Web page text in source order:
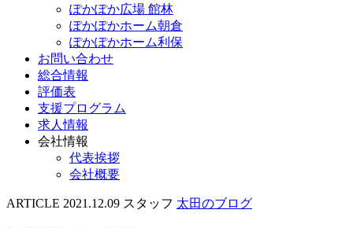
ぽかぽか広場 館林
ぽかぽかホーム朝倉
ぽかぽかホーム利保
お問い合わせ
総合情報
評価表
支援プログラム
求人情報
会社情報
代表挨拶
会社概要
ARTICLE 2021.12.09 スタッフ 太田のブログ